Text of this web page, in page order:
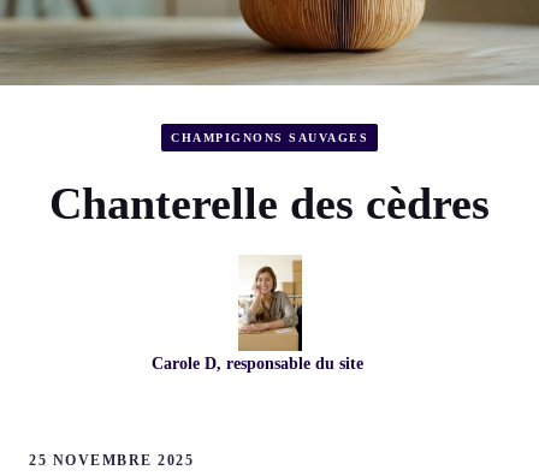
CHAMPIGNONS SAUVAGES
Chanterelle des cèdres
Carole D, responsable du site
25 NOVEMBRE 2025